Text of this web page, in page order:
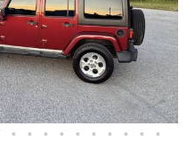
• • • • • • • • • •